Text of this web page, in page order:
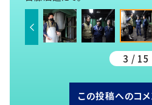
3 / 15
この投稿へのコ